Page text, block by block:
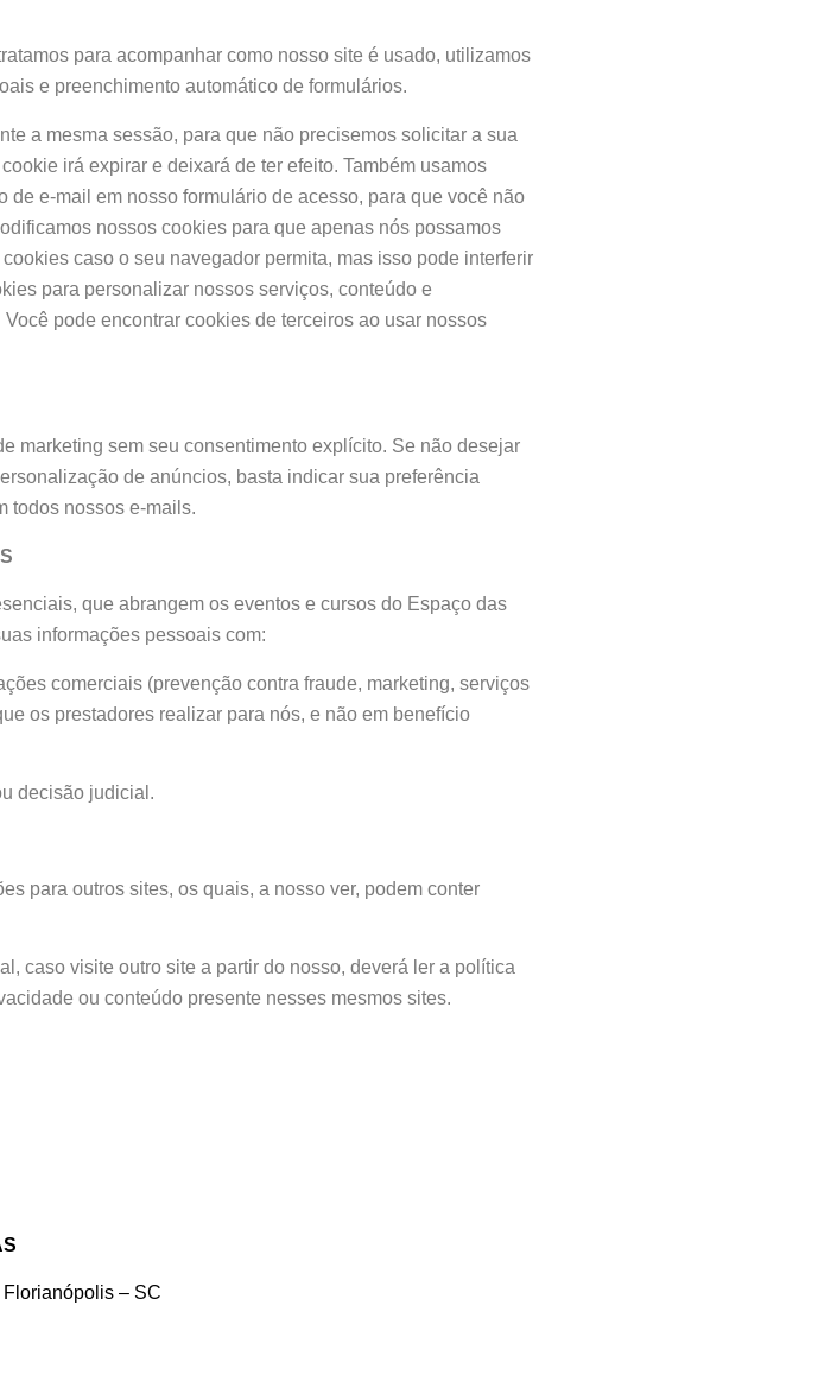
para acompanhar como nosso site é usado, utilizamos
e preenchimento automático de formulários.
a mesma sessão, para que não precisemos solicitar a sua
irá expirar e deixará de ter efeito. Também usamos
e-mail em nosso formulário de acesso, para que você não
nossos cookies para que apenas nós possamos
caso o seu navegador permita, mas isso pode interferir
para personalizar nossos serviços, conteúdo e
pode encontrar cookies de terceiros ao usar nossos
marketing sem seu consentimento explícito. Se não desejar
de anúncios, basta indicar sua preferência
todos nossos e-mails.
que abrangem os eventos e cursos do Espaço das
informações pessoais com:
comerciais (prevenção contra fraude, marketing, serviços
os prestadores realizar para nós, e não em benefício
decisão judicial.
para outros sites, os quais, a nosso ver, podem conter
caso visite outro site a partir do nosso, deverá ler a política
ou conteúdo presente nesses mesmos sites.
– SC